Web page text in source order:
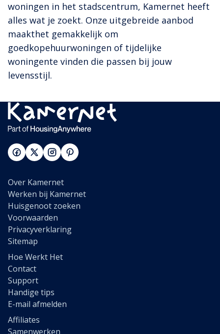
woningen in het stadscentrum, Kamernet heeft
alles wat je zoekt. Onze uitgebreide aanbod
maakthet gemakkelijk om
goedkopehuurwoningen of tijdelijke
woningente vinden die passen bij jouw
levensstijl.
Over Kamernet
Werken bij Kamernet
Huisgenoot zoeken
Voorwaarden
Privacyverklaring
Sitemap
Hoe Werkt Het
Contact
Support
Handige tips
E-mail afmelden
Affiliates
Samenwerken